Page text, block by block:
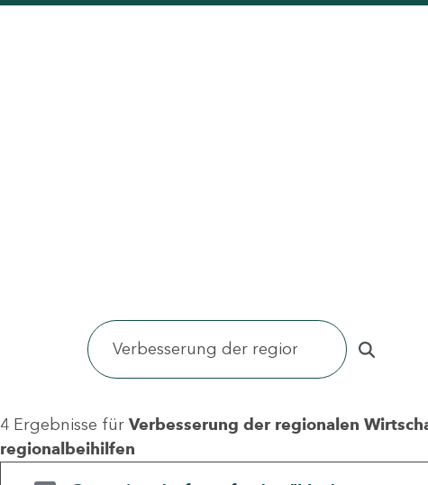
4 Ergebnisse für Verbesserung der regionalen
regionalbeihilfen